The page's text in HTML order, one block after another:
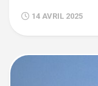
14 AVRIL 2025